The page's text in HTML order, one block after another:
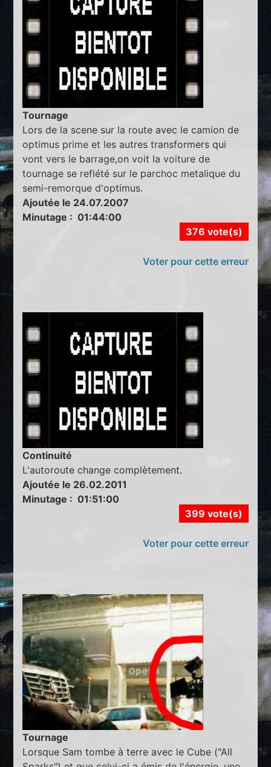
Tournage
Lors de la scene sur la route avec le camion de
optimus prime et les autres transformers qui
vont vers le barrage,on voit la voiture de
tournage se reflété sur le parchoc metalique du
semi-remorque d'optimus.
Ajoutée le 24.07.2007
Minutage : 01:44:00
376 vote(s)
Voter pour cette erreur
Continuité
L'autoroute change complètement.
Ajoutée le 26.02.2011
Minutage : 01:51:00
399 vote(s)
Voter pour cette erreur
Tournage
Lorsque Sam tombe à terre avec le Cube ("All